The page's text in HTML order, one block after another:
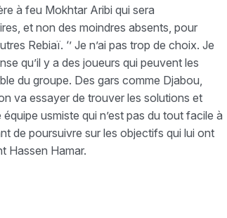
à feu Mokhtar Aribi qui sera
et non des moindres absents, pour
Rebiaï. ‘’ Je n’ai pas trop de choix. Je
qu’il y a des joueurs qui peuvent les
du groupe. Des gars comme Djabou,
va essayer de trouver les solutions et
usmiste qui n’est pas du tout facile à
de poursuivre sur les objectifs qui lui ont
Hassen Hamar.